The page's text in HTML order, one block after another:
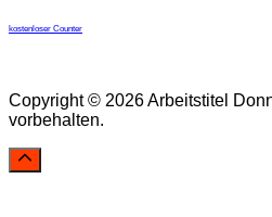
kostenloser Counter
Copyright © 2026 Arbeitstitel
vorbehalten.